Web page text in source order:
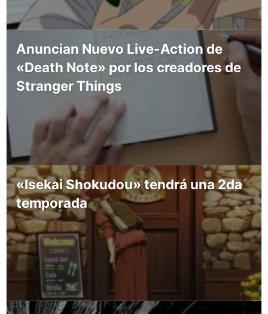
Anuncian Nuevo Live-Action de
«Death Note» por los creadores de
Stranger Things
«Isekai Shokudou» tendrá una 2da
temporada